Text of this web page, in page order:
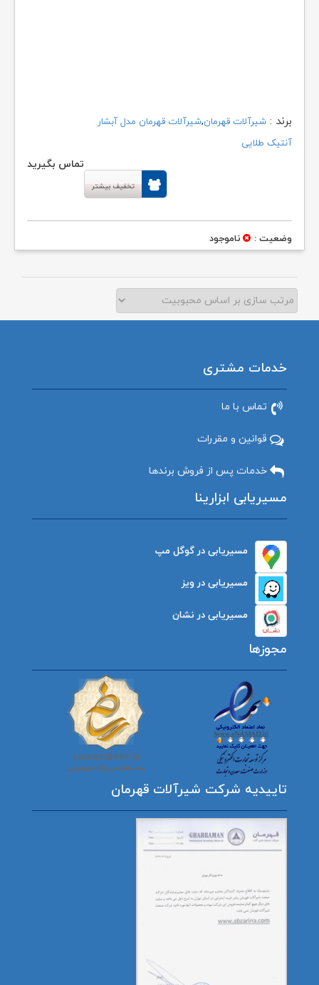
برند : شیرآلات قهرمان,شیرآلات قهرمان مدل آبشار
آنتیک طلایی
تماس بگیرید
تخفیف بیشتر
وضعیت : ناموجود
خدمات مشتری
تماس با ما
قوانین و مقررات
خدمات پس از فروش برندها
مسیریابی ابزارینا
مسیریابی در گوگل مپ
مسیریابی در ویز
مسیریابی در نشان
مجوزها
تاییدیه شرکت شیرآلات قهرمان